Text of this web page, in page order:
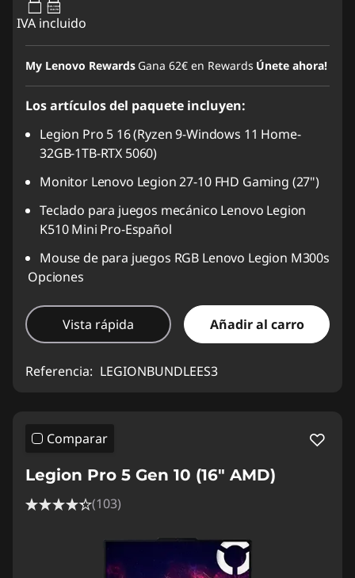
65W-100W
USB PD
IVA incluido
My Lenovo Rewards Gana 62€ en Rewards Únete ahora!
Los artículos del paquete incluyen:
Legion Pro 5 16 (Ryzen 9-Windows 11 Home-
32GB-1TB-RTX 5060)
Monitor Lenovo Legion 27-10 FHD Gaming (27")
Teclado para juegos mecánico Lenovo Legion
K510 Mini Pro-Español
Mouse de para juegos RGB Lenovo Legion M300s
Opciones
Vista rápida Añadir al carro
Referencia: LEGIONBUNDLEES3
Comparar
Legion Pro 5 Gen 10 (16" AMD)
(103)